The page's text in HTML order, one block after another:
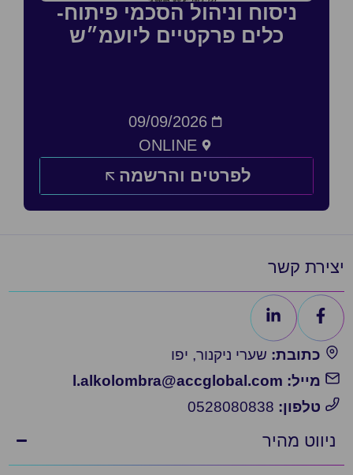
ניסוח וניהול הסכמי פיתוח-
כלים פרקטיים ליועמ״ש
09/09/2026
ONLINE
לפרטים והרשמה
יצירת קשר
כתובת: שערי ניקנור, יפו
מייל: l.alkolombra@accglobal.com
טלפון:
ניווט מהיר